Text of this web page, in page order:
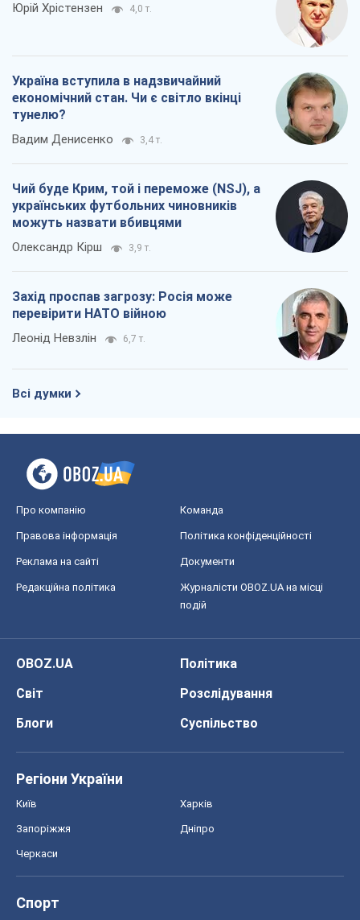
Юрій Хрістензен 4,0 т.
Україна вступила в надзвичайний
економічний стан. Чи є світло вкінці
тунелю?
Вадим Денисенко 3,4 т.
Чий буде Крим, той і переможе (NSJ), а
українських футбольних чиновників
можуть назвати вбивцями
Олександр Кірш 3,9 т.
Захід проспав загрозу: Росія може
перевірити НАТО війною
Леонід Невзлін 6,7 т.
Всі думки
Про компанію Команда
Правова інформація Політика конфіденційності
Реклама на сайті Документи
Редакційна політика
Журналісти OBOZ.UA на місці
подій
OBOZ.UA
Політика
Світ
Розслідування
Блоги
Суспільство
Регіони України
Київ Харків
Запоріжжя Дніпро
Черкаси
Спорт